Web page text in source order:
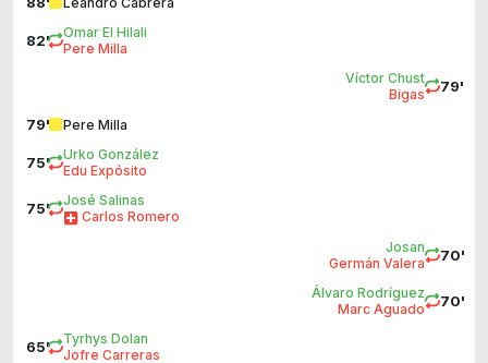
82'
Omar El Hilali
Pere Milla
79'
Víctor Chust
Bigas
79' Pere Milla
75'
Urko González
Edu Expósito
75'
José Salinas
Carlos Romero
70'
Josan
Germán Valera
70'
Álvaro Rodríguez
Marc Aguado
65'
Tyrhys Dolan
Jofre Carreras